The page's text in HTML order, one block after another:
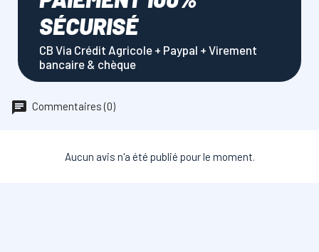
SÉCURISÉ
CB Via Crédit Agricole + Paypal + Virement
bancaire & chèque
Commentaires (0)
Aucun avis n'a été publié pour le moment.